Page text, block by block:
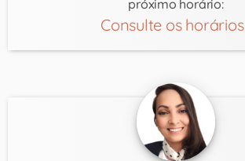
próximo horário:
Consulte os horários